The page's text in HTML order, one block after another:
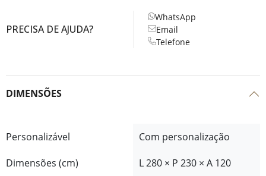
PRECISA DE AJUDA?
WhatsApp
Email
Telefone
DIMENSÕES
Personalizável
Com personalização
Dimensões (cm)
L 280 × P 230 × A 120